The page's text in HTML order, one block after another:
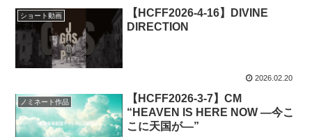
ショート動画
【HCFF2026-4-16】DIVINE
DIRECTION
2026.02.20
ノミネート作品
【HCFF2026-3-7】CM
“HEAVEN IS HERE NOW ―今こ
こに天国が―”